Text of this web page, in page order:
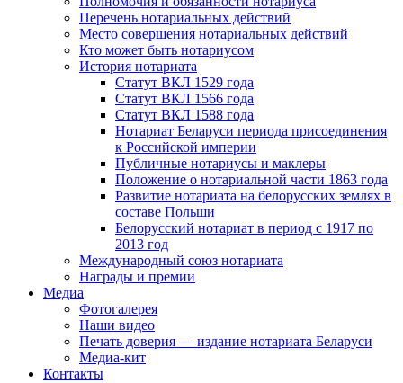
Перечень нотариальных действий
Место совершения нотариальных действий
Кто может быть нотариусом
История нотариата
Статут ВКЛ 1529 года
Статут ВКЛ 1566 года
Статут ВКЛ 1588 года
Нотариат Беларуси периода присоединения
к Российской империи
Публичные нотариусы и маклеры
Положение о нотариальной части 1863 года
Развитие нотариата на белорусских землях в
составе Польши
Белорусский нотариат в период с 1917 по
2013 год
Международный союз нотариата
Награды и премии
Медиа
Фотогалерея
Наши видео
Печать доверия — издание нотариата Беларуси
Медиа-кит
Контакты